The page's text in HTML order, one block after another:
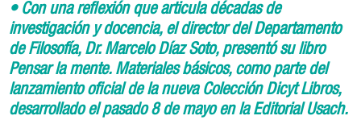
• Con una reflexión que articula décadas de
investigación y docencia, el director del Departamento
de Filosofía, Dr. Marcelo Díaz Soto, presentó su libro
Pensar la mente. Materiales básicos, como parte del
lanzamiento oficial de la nueva Colección Dicyt Libros,
desarrollado el pasado 8 de mayo en la Editorial Usach.